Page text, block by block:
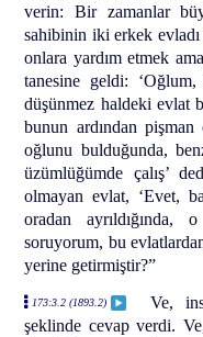
verin: Bir zamanlar
sahibinin iki erkek
onlara yardım etmek
tanesine geldi:
düşünmez haldeki evlat
bunun ardından
oğlunu bulduğunda,
üzümlüğümde çalış’
olmayan evlat, ‘Evet,
oradan
soruyorum, bu
yerine getirmiştir?”
173:3.2 (1893.2)
Ve,
şeklinde cevap verdi.